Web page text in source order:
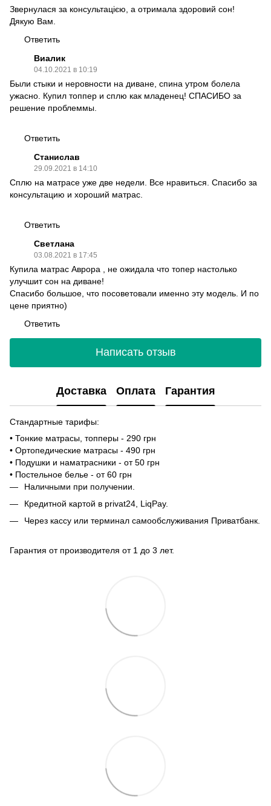
Звернулася за консультацією, а отримала здоровий сон!
Дякую Вам.
Ответить
Виалик
04.10.2021 в 10:19
Были стыки и неровности на диване, спина утром болела
ужасно. Купил топпер и сплю как младенец! СПАСИБО за
решение проблеммы.
Ответить
Станислав
29.09.2021 в 14:10
Сплю на матрасе уже две недели. Все нравиться. Спасибо за
консультацию и хороший матрас.
Ответить
Светлана
03.08.2021 в 17:45
Купила матрас Аврора , не ожидала что топер настолько
улучшит сон на диване!
Спасибо большое, что посоветовали именно эту модель. И по
цене приятно)
Ответить
Написать отзыв
Доставка Оплата Гарантия
Стандартные тарифы:
• Тонкие матрасы, топперы - 290 грн
• Ортопедические матрасы - 490 грн
• Подушки и наматрасники - от 50 грн
• Постельное белье - от 60 грн
Наличными при получении.
Кредитной картой в privat24, LiqPay.
Через кассу или терминал самообслуживания Приватбанк.
Гарантия от производителя от 1 до 3 лет.